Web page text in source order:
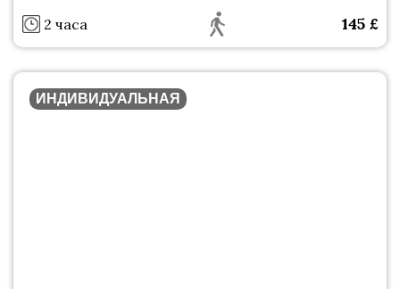
2 часа 145 £
ИНДИВИДУАЛЬНАЯ